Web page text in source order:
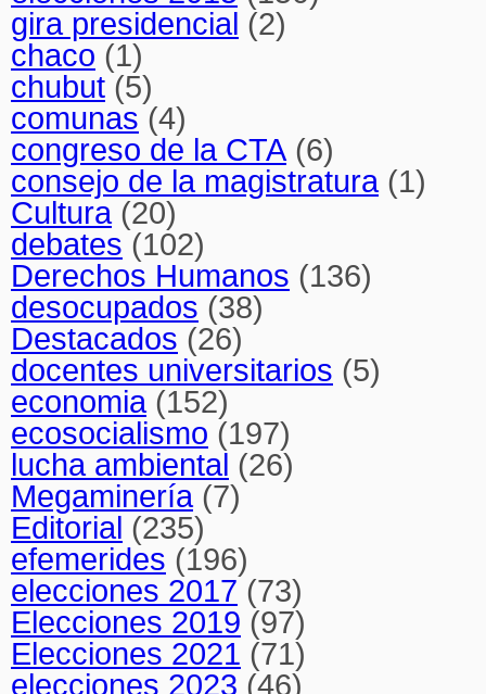
gira presidencial (2)
chaco (1)
chubut (5)
comunas (4)
congreso de la CTA (6)
consejo de la magistratura(1)
Cultura(20)
debates (102)
Derechos Humanos (136)
desocupados (38)
Destacados (26)
docentes universitarios (5)
economia(152)
ecosocialismo (197)
lucha ambiental (26)
Megaminería(7)
Editorial (235)
efemerides (196)
elecciones 2017 (73)
Elecciones 2019 (97)
Elecciones 2021 (71)
elecciones 2023 (46)